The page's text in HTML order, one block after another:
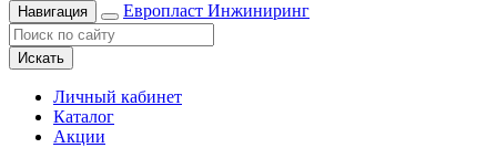
Навигация Европласт Инжиниринг
Искать
Личный кабинет
Каталог
Акции